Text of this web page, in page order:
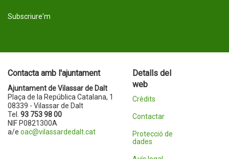
Subscriure'm
Contacta amb l'ajuntament
Ajuntament de Vilassar de Dalt
Plaça de la República Catalana, 1
08339 - Vilassar de Dalt
Tel. 93 753 98 00
NIF P0821300A
a/e oac@vilassardedalt.cat
Detalls del
web
Crèdits
Contactar
Protecció de
dades